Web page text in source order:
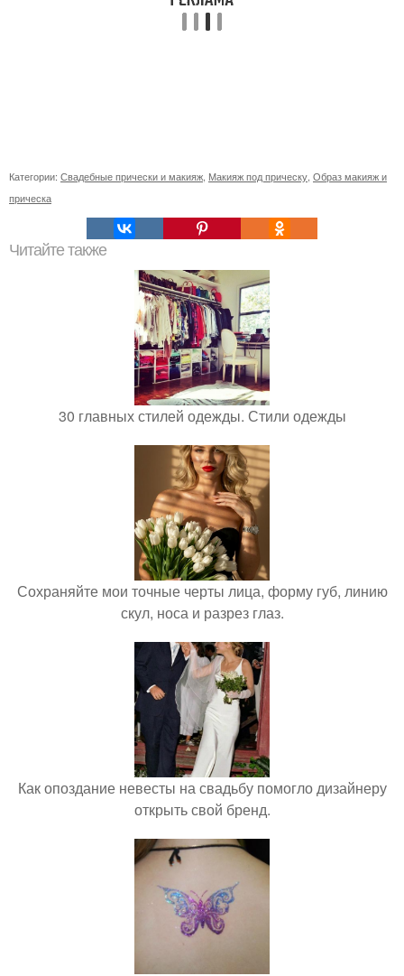
Категории: Свадебные прически и макияж Макияж под прическу Образ макияж и
прическа
Читайте также
30 главных стилей одежды. Стили одежды
Сохраняйте мои точные черты лица, форму губ, линию
скул, носа и разрез глаз.
Как опоздание невесты на свадьбу помогло дизайнеру
открыть свой бренд.